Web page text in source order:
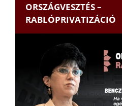
ORSZÁGVESZTÉS –
RABLÓPRIVATIZÁCIÓ